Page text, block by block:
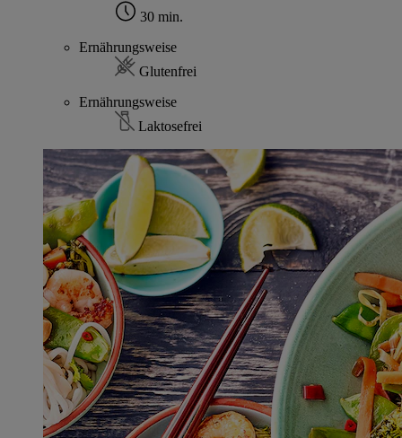
30 min.
Ernährungsweise
Glutenfrei
Ernährungsweise
Laktosefrei